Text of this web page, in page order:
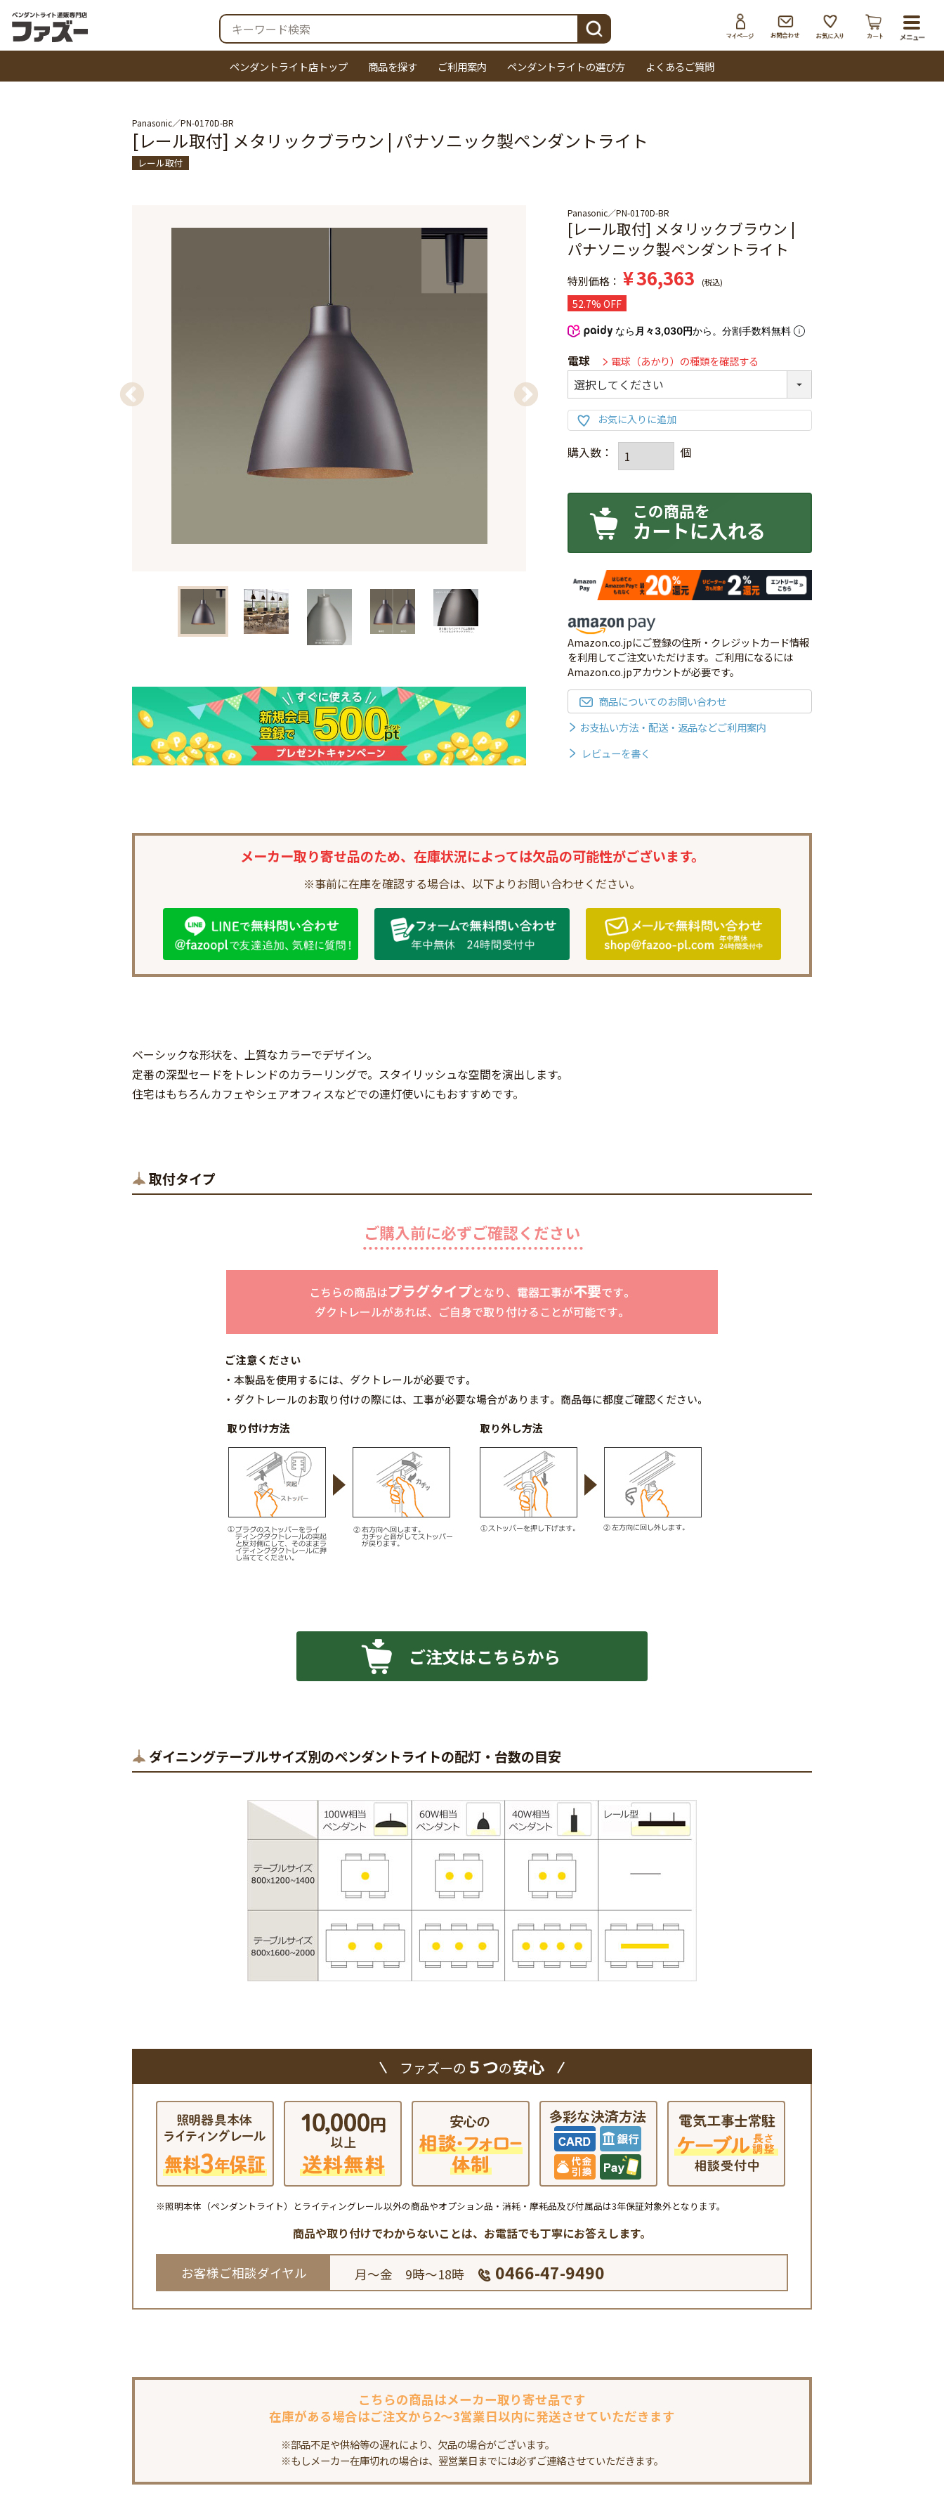
検索
ペンダントライト店トップ 商品を探す ご利用案内 ペンダントライトの選び方 よくあるご質問
Panasonic PN-0170D-BR
[レール取付] メタリックブラウン | パナソニック製ペンダントライト
レール取付
Panasonic PN-0170D-BR
[レール取付] メタリックブラウン |
パナソニック製ペンダントライト
特別価格 ¥36,363 税込
52.7% OFF
なら 月々3,030円から。分割手数料無料
電球 電球（あかり）の種類を確認する
カートに入れる
Amazon.co.jpにご登録の住所・クレジットカード情報
を利用してご注文いただけます。ご利用になるには
Amazon.co.jpアカウントが必要です。
商品についてのお問い合わせ
お支払い方法・配送・返品などご利用案内
レビューを書く
メーカー取り寄せ品のため、 在庫状況によっては欠品の可能性がございます。
※事前に在庫を確認する場合は、 以下よりお問い合わせください。
ベーシックな形状を、上質なカラーでデザイン。
定番の深型セードをトレンドのカラーリングで。スタイリッシュな空間を演出します。
住宅はもちろんカフェやシェアオフィスなどでの連灯使いにもおすすめです。
取付タイプ
ご注文はこちらから
ダイニングテーブルサイズ別のペンダントライトの配灯・台数の目安
ファズーの ５つの安心
※照明本体（ペンダントライト）とライティングレール以外の商品やオプション品・消耗・摩耗品及び付属品は3年保証対象外となります。
商品や取り付けでわからないことは、 お電話でも丁寧にお答えします。
お客様ご相談ダイヤル 月～金 9時～18時 0466-47-9490
こちらの商品はメーカー取り寄せ品です
在庫がある場合はご注文から2～3営業日以内に発送させていただきます
※部品不足や供給等の遅れにより、欠品の場合がございます。
※もしメーカー在庫切れの場合は、翌営業日までには必ずご連絡させていただきます。